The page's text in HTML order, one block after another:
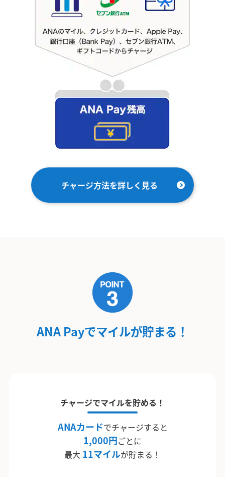
チャージ方法を詳しく見る
ANA Payでマイルが貯まる！
チャージでマイルを貯める！
ANAカードでチャージすると
1,000円ごとに
最大 11マイルが貯まる！